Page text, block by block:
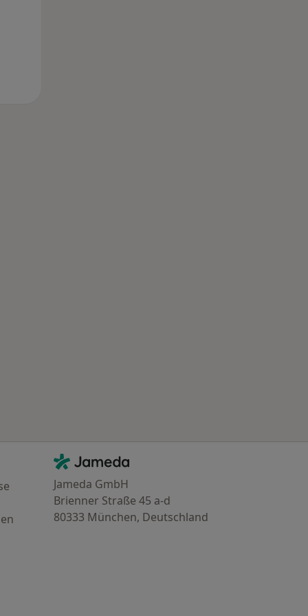
Kontakt
Jameda - Startseite
Jameda GmbH
Brienner Straße 45 a-d
80333 München, Deutschland